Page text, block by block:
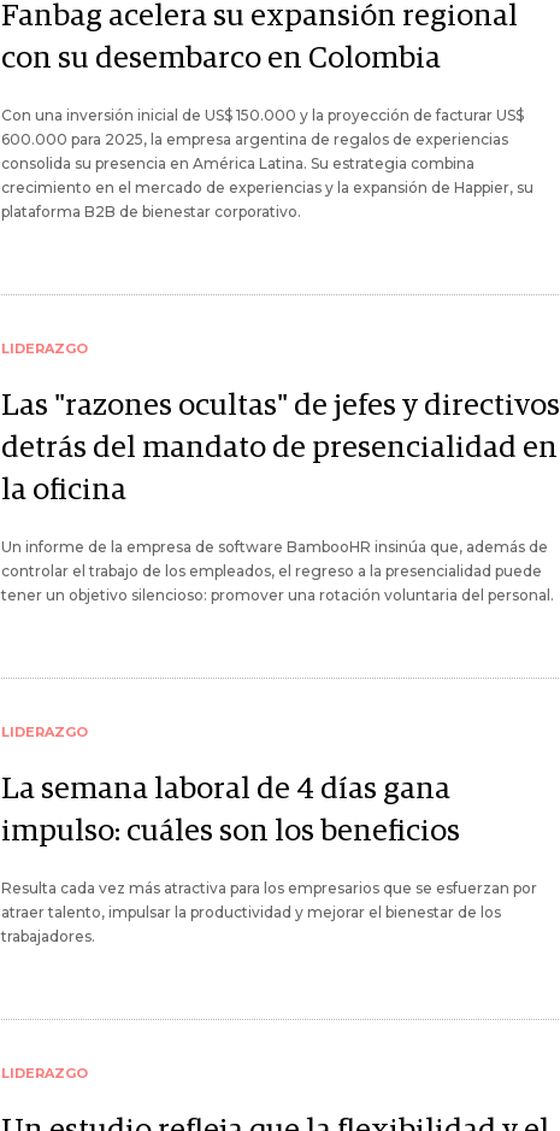
Fanbag acelera su expansión regional
con su desembarco en Colombia
Con una inversión inicial de US$ 150.000 y la proyección de facturar US$
600.000 para 2025, la empresa argentina de regalos de experiencias
consolida su presencia en América Latina. Su estrategia combina
crecimiento en el mercado de experiencias y la expansión de Happier, su
plataforma B2B de bienestar corporativo.
LIDERAZGO
Las "razones ocultas" de jefes y directivos
detrás del mandato de presencialidad en
la oficina
Un informe de la empresa de software BambooHR insinúa que, además de
controlar el trabajo de los empleados, el regreso a la presencialidad puede
tener un objetivo silencioso: promover una rotación voluntaria del personal.
LIDERAZGO
La semana laboral de 4 días gana
impulso: cuáles son los beneficios
Resulta cada vez más atractiva para los empresarios que se esfuerzan por
atraer talento, impulsar la productividad y mejorar el bienestar de los
trabajadores.
LIDERAZGO